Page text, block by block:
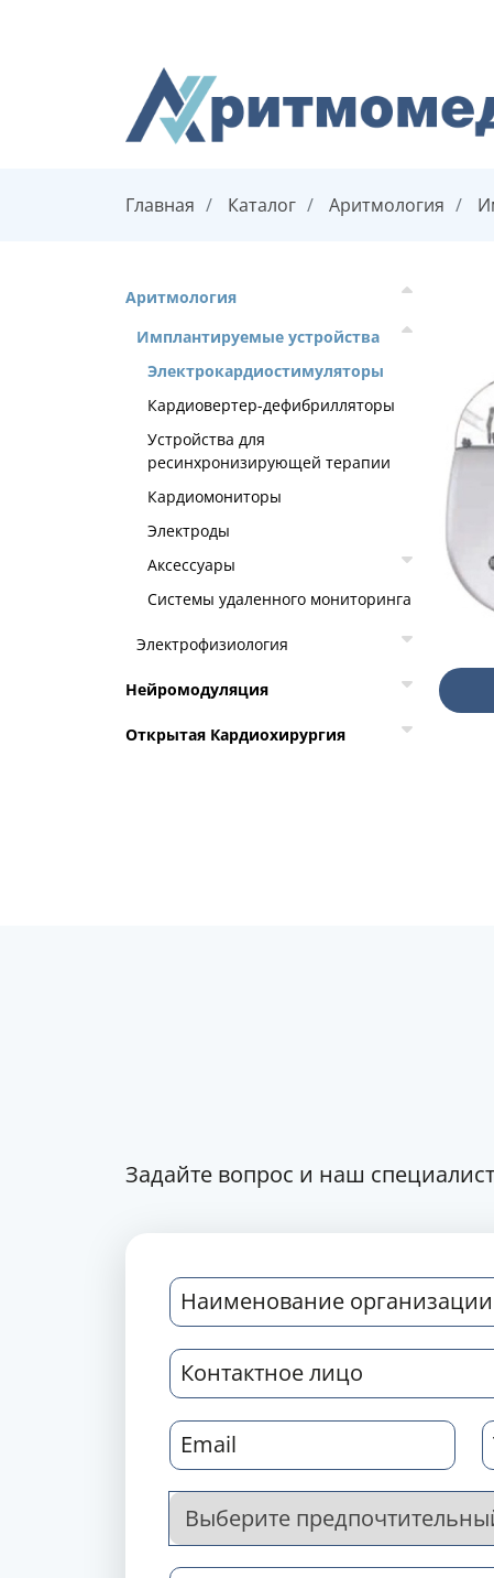
Главная Каталог Аритмология
Аритмология
Имплантируемые устройства
Электрокардиостимуляторы
Кардиовертер-дефибрилляторы
Устройства для
ресинхронизирующей терапии
Кардиомониторы
Электроды
Аксессуары
Системы удаленного мониторинга
Электрофизиология
Нейромодуляция
Открытая Кардиохирургия
Задайте вопрос и наш